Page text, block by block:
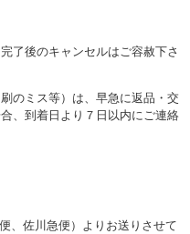
了後のキャンセルはご容赦下さ
のミス等）は、早急に返品・交
、到着日より７日以内にご連絡
、佐川急便）よりお送りさせて